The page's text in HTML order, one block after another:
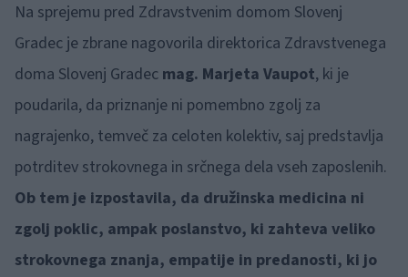
Na sprejemu pred Zdravstvenim domom Slovenj
Gradec je zbrane nagovorila direktorica Zdravstvenega
doma Slovenj Gradec mag. Marjeta Vaupot, ki je
poudarila, da priznanje ni pomembno zgolj za
nagrajenko, temveč za celoten kolektiv, saj predstavlja
potrditev strokovnega in srčnega dela vseh zaposlenih.
Ob tem je izpostavila, da družinska medicina ni
zgolj poklic, ampak poslanstvo, ki zahteva veliko
strokovnega znanja, empatije in predanosti, ki jo